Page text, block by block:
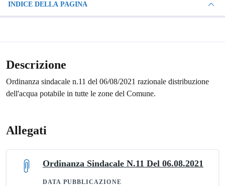
INDICE DELLA PAGINA
Descrizione
Ordinanza sindacale n.11 del 06/08/2021 razionale distribuzione
dell'acqua potabile in tutte le zone del Comune.
Allegati
Ordinanza Sindacale N.11 Del 06.08.2021
DATA PUBBLICAZIONE